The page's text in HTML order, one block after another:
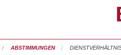
ABSTIMMUNGEN